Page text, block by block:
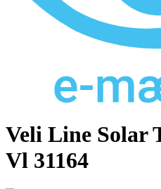
Veli Line Solar
Vl 31164